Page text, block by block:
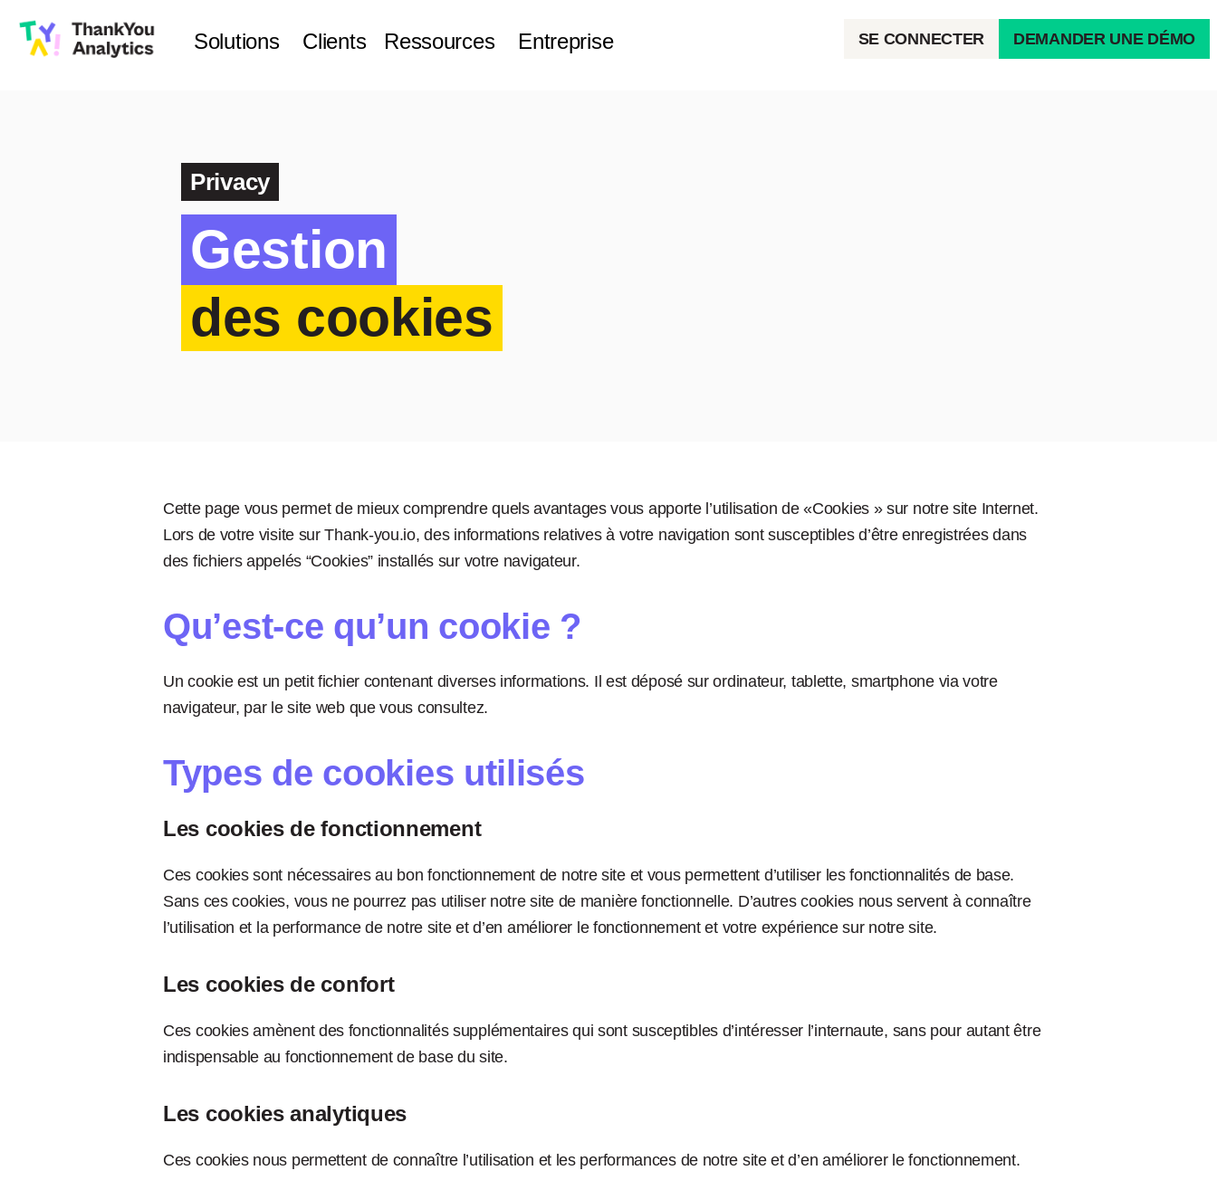
Solutions Clients Ressources Entreprise SE CONNECTER DEMANDER UNE DÉMO
Privacy
Gestion
des cookies
Cette page vous permet de mieux comprendre quels avantages vous apporte l’utilisation de «Cookies » sur notre site Internet.
Lors de votre visite sur Thank-you.io, des informations relatives à votre navigation sont susceptibles d’être enregistrées dans
des fichiers appelés “Cookies” installés sur votre navigateur.
Qu’est-ce qu’un cookie ?
Un cookie est un petit fichier contenant diverses informations. Il est déposé sur ordinateur, tablette, smartphone via votre
navigateur, par le site web que vous consultez.
Types de cookies utilisés
Les cookies de fonctionnement
Ces cookies sont nécessaires au bon fonctionnement de notre site et vous permettent d’utiliser les fonctionnalités de base.
Sans ces cookies, vous ne pourrez pas utiliser notre site de manière fonctionnelle. D’autres cookies nous servent à connaître
l’utilisation et la performance de notre site et d’en améliorer le fonctionnement et votre expérience sur notre site.
Les cookies de confort
Ces cookies amènent des fonctionnalités supplémentaires qui sont susceptibles d’intéresser l’internaute, sans pour autant être
indispensable au fonctionnement de base du site.
Les cookies analytiques
Ces cookies nous permettent de connaître l’utilisation et les performances de notre site et d’en améliorer le fonctionnement.